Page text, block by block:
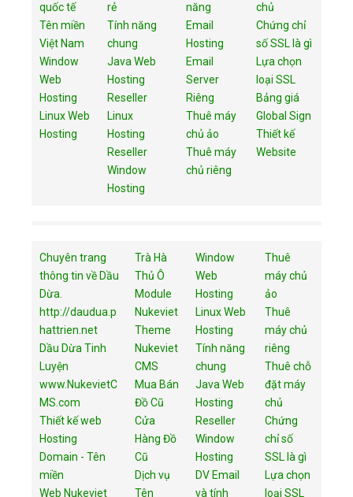
quốc tế
Tên miền
Việt Nam
Window
Web
Hosting
Linux Web
Hosting
rẻ
Tính năng
chung
Java Web
Hosting
Reseller
Linux
Hosting
Reseller
Window
Hosting
năng
Email
Hosting
Email
Server
Riêng
Thuê máy
chủ ảo
Thuê máy
chủ riêng
chủ
Chứng chỉ
số SSL là gì
Lựa chọn
loại SSL
Bảng giá
Global Sign
Thiết kế
Website
Chuyên trang
thông tin về Dầu
Dừa.
http://daudua.p
hattrien.net
Dầu Dừa Tinh
Luyện
www.NukevietC
MS.com
Thiết kế web
Hosting
Domain - Tên
miền
Web Nukeviet
Trà Hà
Thủ Ô
Module
Nukeviet
Theme
Nukeviet
CMS
Mua Bán
Đồ Cũ
Cửa
Hàng Đồ
Cũ
Dịch vụ
Tên
Window
Web
Hosting
Linux Web
Hosting
Tính năng
chung
Java Web
Hosting
Reseller
Window
Hosting
DV Email
và tính
Thuê
máy chủ
ảo
Thuê
máy chủ
riêng
Thuê chỗ
đặt máy
chủ
Chứng
chỉ số
SSL là gì
Lựa chọn
loại SSL